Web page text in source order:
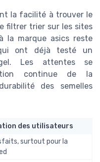
la facilité à trouver le
filtrer trier sur les sites
la marque asics reste
ont déjà testé un
Les attentes se
continue de la
des semelles
des utilisateurs
surtout pour la